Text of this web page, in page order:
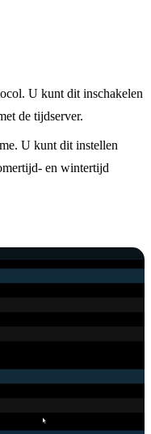
U kunt dit inschakelen
de tijdserver.
U kunt dit instellen
en wintertijd